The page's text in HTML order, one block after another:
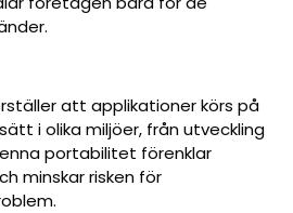
att applikationer körs på
i olika miljöer, från utveckling
portabilitet förenklar
minskar risken för